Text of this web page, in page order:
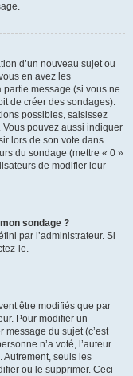
d’un nouveau sujet ou
en avez les
partie message (si vous ne
de créer des sondages).
possibles, saisissez
pouvez aussi indiquer
lors de son vote dans
du sondage (mettre « 0 »
de modifier leur
sondage ?
par l’administrateur. Si
le.
être modifiés que par
Pour modifier un
message du sujet (c’est
n’a voté, l’auteur
seuls les
ou le supprimer. Ceci